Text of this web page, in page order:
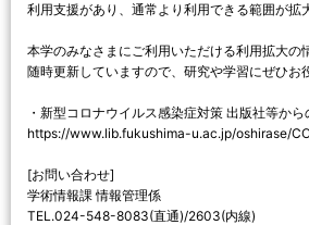
利用支援があり、通常より利用できる範囲が拡
本学のみなさまにご利用いただける利用拡大の
随時更新していますので、研究や学習にぜひお
・新型コロナウイルス感染症対策 出版社等か
https://www.lib.fukushima-u.ac.jp/oshirase/
[お問い合わせ]
学術情報課 情報管理係
TEL.024-548-8083(直通)/2603(内線)